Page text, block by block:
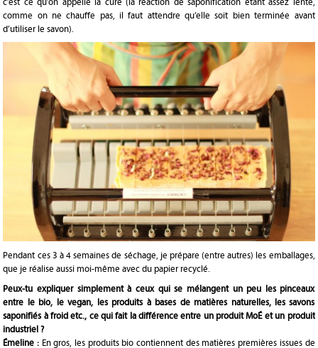
comme on ne chauffe pas, il faut attendre qu’elle soit bien terminée avant
d’utiliser le savon).
Pendant ces 3 à 4 semaines de séchage, je prépare (entre autres) les emballages,
que je réalise aussi moi-même avec du papier recyclé.
Peux-tu expliquer simplement à ceux qui se mélangent un peu les pinceaux
entre le bio, le vegan, les produits à bases de matières naturelles, les savons
saponifiés à froid etc., ce qui fait la différence entre un produit MoÉ et un produit
industriel ?
Émeline : En gros, les produits bio contiennent des matières premières issues de